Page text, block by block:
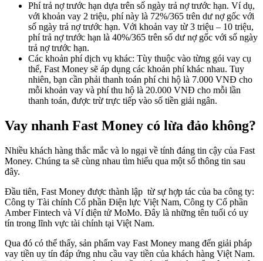
Phí trả nợ trước hạn dựa trên số ngày trả nợ trước hạn. Ví dụ,
với khoản vay 2 triệu, phí này là 72%/365 trên dư nợ gốc với
số ngày trả nợ trước hạn. Với khoản vay từ 3 triệu – 10 triệu,
phí trả nợ trước hạn là 40%/365 trên số dư nợ gốc với số ngày
trả nợ trước hạn.
Các khoản phí dịch vụ khác: Tùy thuộc vào từng gói vay cụ
thể, Fast Money sẽ áp dụng các khoản phí khác nhau. Tuy
nhiên, bạn cần phải thanh toán phí chi hộ là 7.000 VNĐ cho
mỗi khoản vay và phí thu hộ là 20.000 VNĐ cho mỗi lần
thanh toán, được trừ trực tiếp vào số tiền giải ngân.
Vay nhanh Fast Money có lừa đảo không?
Nhiều khách hàng thắc mắc và lo ngại về tính đáng tin cậy của Fast
Money. Chúng ta sẽ cùng nhau tìm hiểu qua một số thông tin sau
đây.
Đầu tiên, Fast Money được thành lập từ sự hợp tác của ba công ty:
Công ty Tài chính Cổ phần Điện lực Việt Nam, Công ty Cổ phần
Amber Fintech và Ví điện tử MoMo. Đây là những tên tuổi có uy
tín trong lĩnh vực tài chính tại Việt Nam.
Qua đó có thể thấy, sản phẩm vay Fast Money mang đến giải pháp
vay tiền uy tín đáp ứng nhu cầu vay tiền của khách hàng Việt Nam.